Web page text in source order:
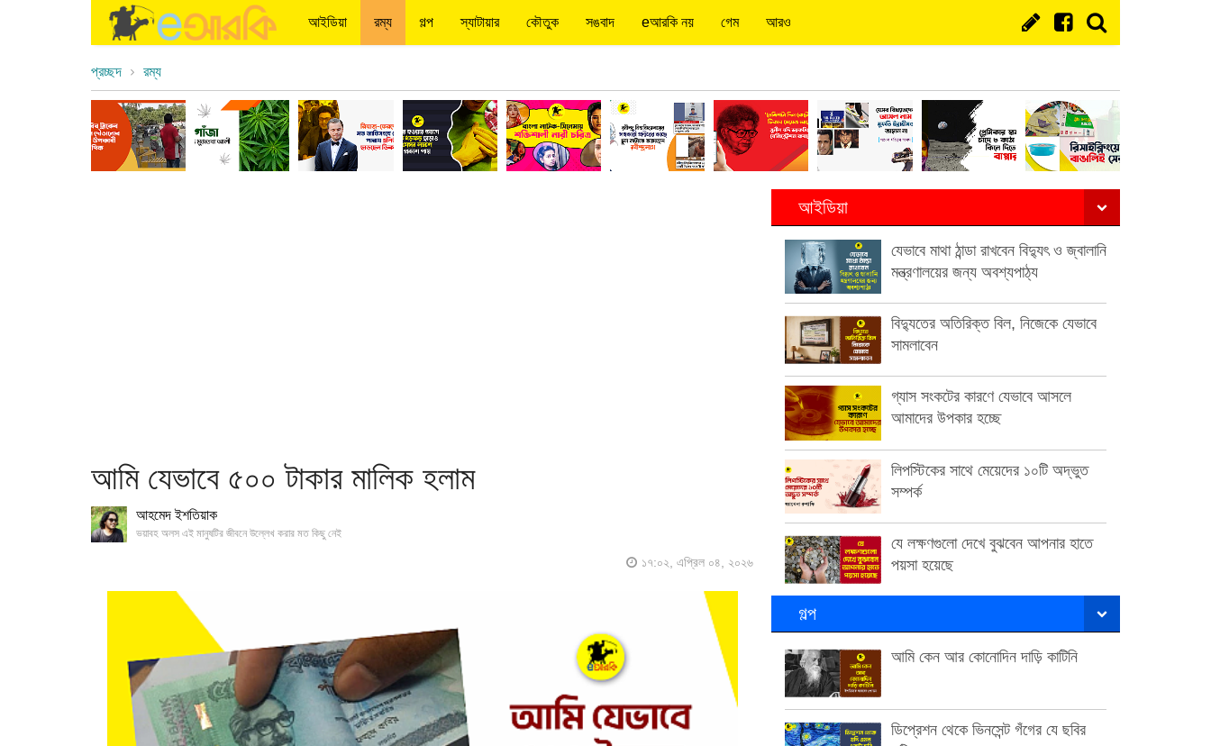
আইডিয়া রম্য গল্প স্যাটায়ার কৌতুক সঙবাদ eআরকি নয় গেম আরও
প্রচ্ছদ রম্য
আমি যেভাবে ৫০০ টাকার মালিক হলাম
আহমেদ ইশতিয়াক
ভয়াবহ অলস এই মানুষটির জীবনে উল্লেখ করার মত কিছু নেই
১৭:০২, এপ্রিল ০৪, ২০২৬
আইডিয়া
যেভাবে মাথা ঠান্ডা রাখবেন বিদ্যুৎ ও জ্বালানি
মন্ত্রণালয়ের জন্য অবশ্যপাঠ্য
বিদ্যুতের অতিরিক্ত বিল, নিজেকে যেভাবে
সামলাবেন
গ্যাস সংকটের কারণে যেভাবে আসলে
আমাদের উপকার হচ্ছে
লিপস্টিকের সাথে মেয়েদের ১০টি অদ্ভুত
সম্পর্ক
যে লক্ষণগুলো দেখে বুঝবেন আপনার হাতে
পয়সা হয়েছে
গল্প
আমি কেন আর কোনোদিন দাড়ি কাটিনি
ডিপ্রেশন থেকে ভিনসেন্ট গঁগের যে ছবির